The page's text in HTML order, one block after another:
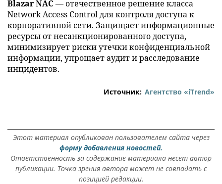
Blazar NAC — отечественное решение класса
Network Access Control для контроля доступа к
корпоративной сети. Защищает информационные
ресурсы от несанкционированного доступа,
минимизирует риски утечки конфиденциальной
информации, упрощает аудит и расследование
инцидентов.
Источник: Агентство «iTrend»
Этот материал опубликован пользователем сайта через
форму добавления новостей.
Ответственность за содержание материала несет автор
публикации. Точка зрения автора может не совпадать с
позицией редакции.